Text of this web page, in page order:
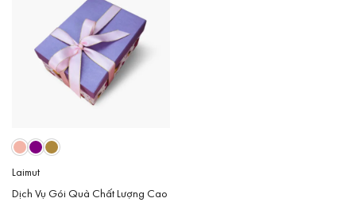
Laimut
Dịch Vụ Gói Quà Chất Lượng Cao